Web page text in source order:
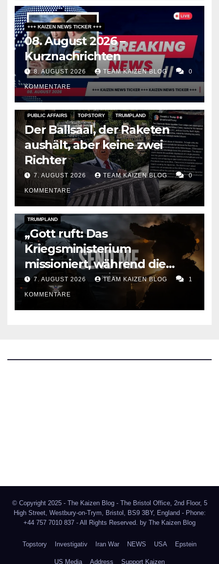
+++ KAIZEN NEWS TICKER +++
08. August 2026 –
Kurznachrichten
8. AUGUST 2026 TEAM KAIZEN BLOG 0
KOMMENTARE
PUBLIC AFFAIRS TOPSTORY TRUMPLAND
Der Ballsaal, der Raketen
aushält, aber keine zwei
Richter
7. AUGUST 2026 TEAM KAIZEN BLOG 0
KOMMENTARE
KAIZEN FLASHPOINT TOPSTORY
TRUMPLAND
„Gott ruft: Das
Kriegsministerium
missioniert, während die
Raketen ausgehen“
7. AUGUST 2026 TEAM KAIZEN BLOG 1
KOMMENTARE
© Copyright 2025 - The Kaizen Blog - The Bristol Office, 2nd Floor, 5
High Street, Westbury-on-Trym, Bristol, BS9 3BY, England - Phone:
+44 757 7010 837 - All Rights Reserved. by The Kaizen Blog
Topstory Investigativ Iran War NEWS USA Epstein
US Media Address Support Kaizen